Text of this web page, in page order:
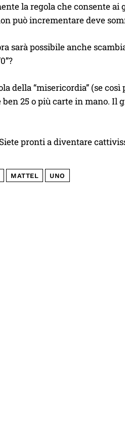
la regola che consente ai
può incrementare deve
sarà possibile anche
della “misericordia” (se
25 o più carte in mano.
pronti a diventare
MATTEL UNO